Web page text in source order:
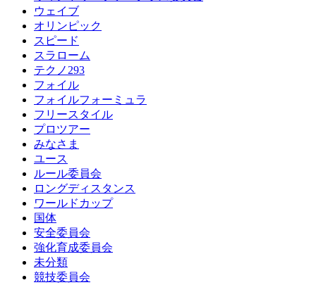
ウェイブ
オリンピック
スピード
スラローム
テクノ293
フォイル
フォイルフォーミュラ
フリースタイル
プロツアー
みなさま
ユース
ルール委員会
ロングディスタンス
ワールドカップ
国体
安全委員会
強化育成委員会
未分類
競技委員会